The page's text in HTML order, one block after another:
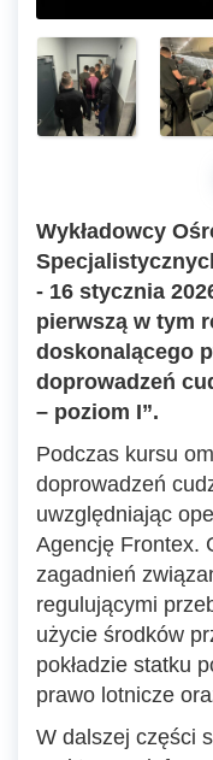
Wykładowcy
- 16 stycznia
pierwszą w tym
doskonalącego
doprowadzeń
– poziom I”.
Podczas kursu
doprowadzeń
uwzględniając
Agencję Frontex.
zagadnień
regulującymi
użycie środków
pokładzie statku
prawo lotnicze
W dalszej części